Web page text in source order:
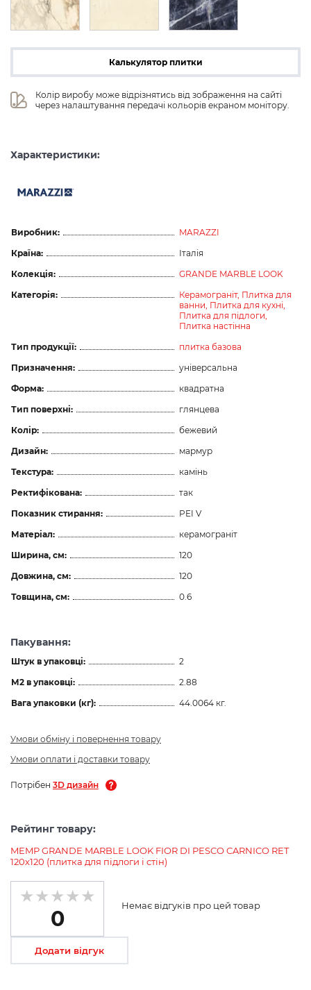
Калькулятор плитки
Колір виробу може відрізнятись від зображення на сайті
через налаштування передачі кольорів екраном монітору.
Характеристики:
Виробник:
MARAZZI
Країна:
Італія
Колекція:
GRANDE MARBLE LOOK
Категорія:
Керамограніт, Плитка для
ванни, Плитка для кухні,
Плитка для підлоги,
Плитка настінна
Тип продукції:
плитка базова
Призначення:
універсальна
Форма:
квадратна
Тип поверхні:
глянцева
Колір:
бежевий
Дизайн:
мармур
Текстура:
камінь
Ректифікована:
так
Показник стирання:
PEI V
Матеріал:
керамограніт
Ширина, см:
120
Довжина, см:
120
Товщина, см:
0.6
Пакування:
Штук в упаковці:
2
М2 в упаковці:
2.88
Вага упаковки (кг):
44.0064 кг.
Умови обміну і повернення товару
Умови оплати і доставки товару
Потрібен 3D дизайн
Рейтинг товару:
MEMP GRANDE MARBLE LOOK FIOR DI PESCO CARNICO RET
120х120 (плитка для підлоги і стін)
0
Немає відгуків про цей товар
Додати відгук